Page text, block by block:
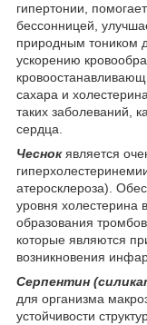
гипертонии,
бессонницей,
природным тоником
ускорению
сахара и
таких заболеваний,
сердца.
Чеснокявляется
атеросклероза).
уровня холестерина
образования
которые являются
возникновения
Серпентин
для организма
устойчивости